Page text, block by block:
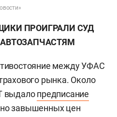
ПРОИГРАЛИ СУД
между УФАС
рынка. Около
выдалопредписание
завышенных цен